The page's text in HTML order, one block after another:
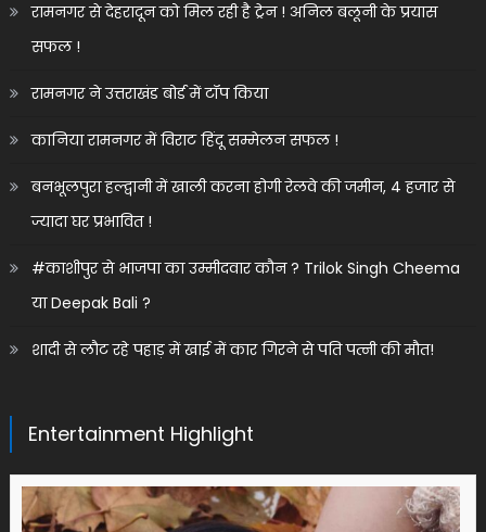
रामनगर से देहरादून को मिल रही है ट्रेन ! अनिल बलूनी के प्रयास
सफल !
रामनगर ने उत्तराखंड बोर्ड में टॉप किया
कानिया रामनगर में विराट हिंदू सम्मेलन सफल !
बनभूलपुरा हल्द्वानी में खाली करना होगी रेलवे की जमीन, 4 हजार से
ज्यादा घर प्रभावित !
#काशीपुर से भाजपा का उम्मीदवार कौन ? Trilok Singh Cheema
या Deepak Bali ?
शादी से लौट रहे पहाड़ में खाई में कार गिरने से पति पत्नी की मौत!
Entertainment Highlight